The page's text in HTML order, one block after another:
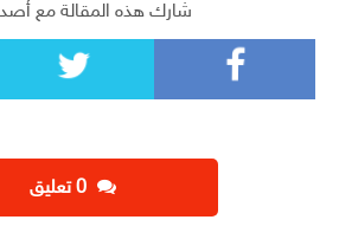
شارك هذه المقالة مع